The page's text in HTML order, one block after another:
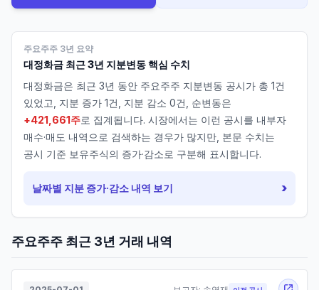
주요주주 3년 요약
대정화금 최근 3년 지분변동 핵심 수치
대정화금은 최근 3년 동안 주요주주 지분변동 공시가 총 1건
있었고, 지분 증가 1건, 지분 감소 0건, 순변동은
+421,661주로 집계됩니다. 시장에서는 이런 공시를 내부자
매수·매도 내역으로 검색하는 경우가 많지만, 본문 수치는
공시 기준 보유주식의 증가·감소로 구분해 표시합니다.
날짜별 지분 증가·감소 내역 보기 ›
주요주주 최근 3년 거래 내역